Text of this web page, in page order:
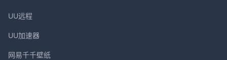
UU远程
UU加速器
网易千千壁纸